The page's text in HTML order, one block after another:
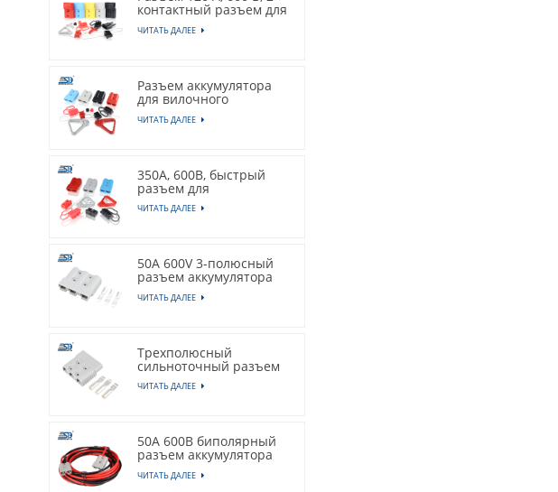
контактный разъем для
аккумулятора
ЧИТАТЬ ДАЛЕЕ
Разъем аккумулятора
для вилочного
погрузчика, 175 А, 600
В.
ЧИТАТЬ ДАЛЕЕ
350А, 600В, быстрый
разъем для
аккумулятора
ЧИТАТЬ ДАЛЕЕ
50A 600V 3-полюсный
разъем аккумулятора
для вилочного
погрузчика, серая
ЧИТАТЬ ДАЛЕЕ
Трехполюсный
сильноточный разъем
для электрического
вилочного погрузчика
ЧИТАТЬ ДАЛЕЕ
50А 600В биполярный
разъем аккумулятора
электромобиля,
настройка жгута
ЧИТАТЬ ДАЛЕЕ